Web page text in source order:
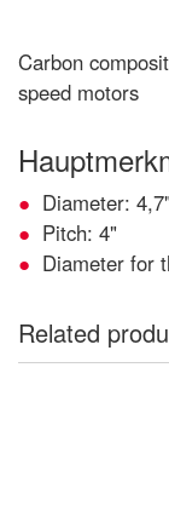
Carbon
speed motors
Diameter: 4,7"
Pitch: 4"
Diameter for
Related